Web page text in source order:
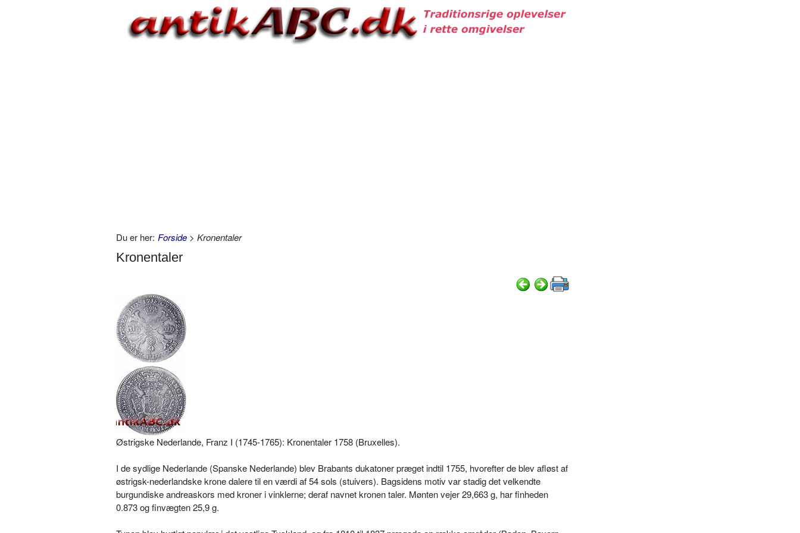
Du er her: Forside > Kronentaler
Kronentaler
Østrigske Nederlande, Franz I (1745-1765): Kronentaler 1758 (Bruxelles).
I de sydlige Nederlande (Spanske Nederlande) blev Brabants dukatoner præget indtil 1755, hvorefter de blev afløst af
østrigsk-nederlandske krone dalere til en værdi af 54 sols (stuivers). Bagsidens motiv var stadig det velkendte
burgundiske andreaskors med kroner i vinklerne; deraf navnet kronen taler. Mønten vejer 29,663 g, har finheden
0.873 og finvægten 25,9 g.